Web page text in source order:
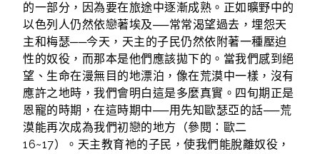
的一部分，因為要在旅途中逐漸成熟。正如曠野中的
以色列人仍然依戀著埃及──常常渴望過去，埋怨天
主和梅瑟──今天，天主的子民仍然依附著一種壓迫
性的奴役，而那本是他們應該拋下的。當我們感到絕
望、生命在漫無目的地漂泊，像在荒漠中一樣，沒有
應許之地時，我們會明白這是多麼真實。四旬期正是
恩寵的時期，在這時期中──用先知歐瑟亞的話──荒
漠能再次成為我們初戀的地方（參閱：歐二
16~17）。天主教育祂的子民，使我們能脫離奴役，